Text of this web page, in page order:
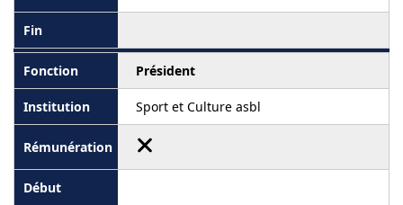
Président
Sport et Culture asbl